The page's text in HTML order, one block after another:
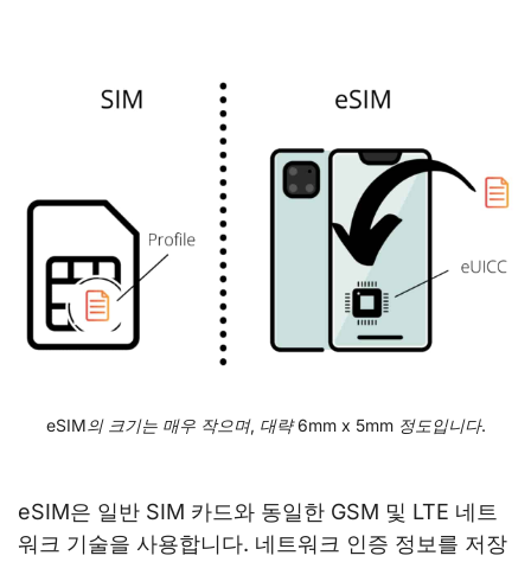
eSIM의 크기는 매우 작으며, 대략 6mm x 5mm 정도입니다.
eSIM은 일반 SIM 카드와 동일한 GSM 및 LTE 네트
워크 기술을 사용합니다. 네트워크 인증 정보를 저장